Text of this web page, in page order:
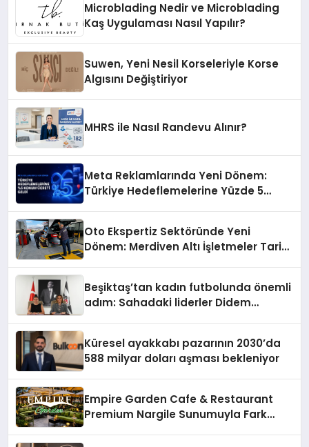
Microblading Nedir ve Microblading
Kaş Uygulaması Nasıl Yapılır?
Suwen, Yeni Nesil Korseleriyle Korse
Algısını Değiştiriyor
MHRS ile Nasıl Randevu Alınır?
Meta Reklamlarında Yeni Dönem:
Türkiye Hedeflemelerine Yüzde 5
Oto Ekspertiz Sektöründe Yeni
Dönem: Merdiven Altı İşletmeler Tarih
Beşiktaş’tan kadın futbolunda önemli
adım: Sahadaki liderler Didem
Küresel ayakkabı pazarının 2030’da
588 milyar doları aşması bekleniyor
Empire Garden Cafe & Restaurant
Premium Nargile Sunumuyla Fark